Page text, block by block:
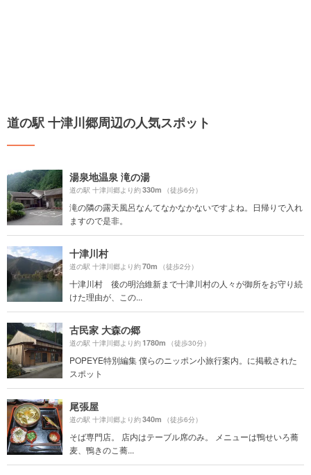
道の駅 十津川郷周辺の人気スポット
湯泉地温泉 滝の湯
道の駅 十津川郷より約330m （徒歩6分）
滝の隣の露天風呂なんてなかなかないですよね。日帰りで入れ
ますので是非。
十津川村
道の駅 十津川郷より約70m （徒歩2分）
十津川村 後の明治維新まで十津川村の人々が御所をお守り続
けた理由が、この...
古民家 大森の郷
道の駅 十津川郷より約1780m （徒歩30分）
POPEYE特別編集 僕らのニッポン小旅行案内。に掲載された
スポット
尾張屋
道の駅 十津川郷より約340m （徒歩6分）
そば専門店。 店内はテーブル席のみ。 メニューは鴨せいろ蕎
麦、鴨きのこ蕎...